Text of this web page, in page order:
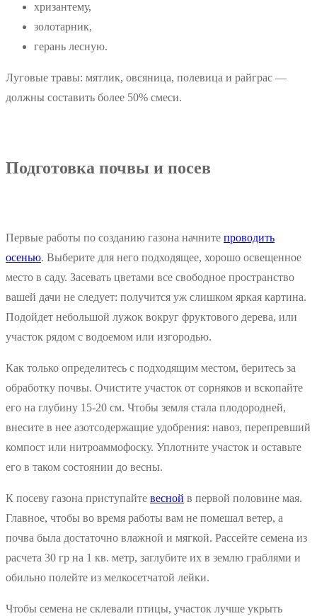
хризантему,
золотарник,
герань лесную.
Луговые травы: мятлик, овсяница, полевица и райграс —
должны составить более 50% смеси.
Подготовка почвы и посев
Первые работы по созданию газона начните проводить
осенью. Выберите для него подходящее, хорошо освещенное
место в саду. Засевать цветами все свободное пространство
вашей дачи не следует: получится уж слишком яркая картина.
Подойдет небольшой лужок вокруг фруктового дерева, или
участок рядом с водоемом или изгородью.
Как только определитесь с подходящим местом, беритесь за
обработку почвы. Очистите участок от сорняков и вскопайте
его на глубину 15-20 см. Чтобы земля стала плодородней,
внесите в нее азотсодержащие удобрения: навоз, перепревший
компост или нитроаммофоску. Уплотните участок и оставьте
его в таком состоянии до весны.
К посеву газона приступайте весной в первой половине мая.
Главное, чтобы во время работы вам не помешал ветер, а
почва была достаточно влажной и мягкой. Рассейте семена из
расчета 30 гр на 1 кв. метр, заглубите их в землю граблями и
обильно полейте из мелкосетчатой лейки.
Чтобы семена не склевали птицы, участок лучше укрыть